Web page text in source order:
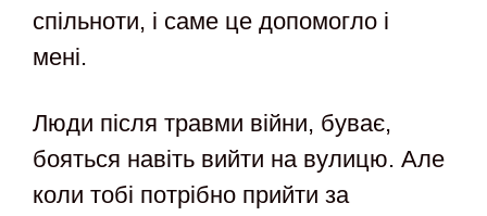
спільноти, і саме це допомогло і
мені.
Люди після травми війни, буває,
бояться навіть вийти на вулицю. Але
коли тобі потрібно прийти за